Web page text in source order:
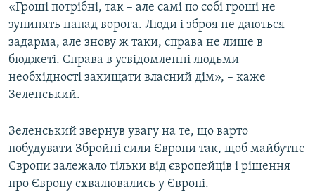
«Гроші потрібні, так – але самі по собі гроші не
зупинять напад ворога. Люди і зброя не даються
задарма, але знову ж таки, справа не лише в
бюджеті. Справа в усвідомленні людьми
необхідності захищати власний дім», – каже
Зеленський.
Зеленський звернув увагу на те, що варто
побудувати Збройні сили Європи так, щоб майбутнє
Європи залежало тільки від європейців і рішення
про Європу схвалювались у Європі.